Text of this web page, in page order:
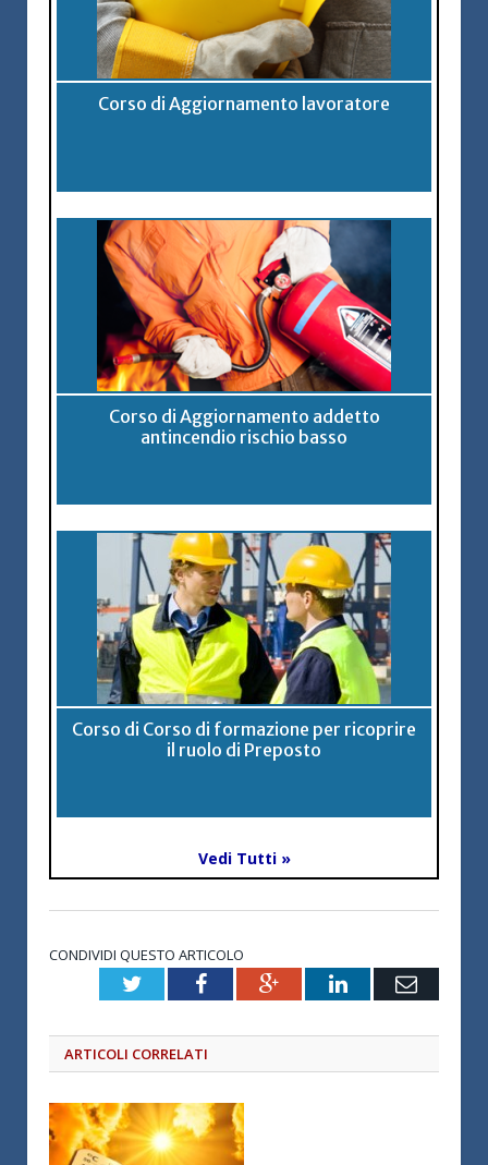
Corso di Aggiornamento lavoratore
Corso di Aggiornamento addetto
antincendio rischio basso
Corso di Corso di formazione per ricoprire
il ruolo di Preposto
Vedi Tutti »
CONDIVIDI QUESTO ARTICOLO
TwitterFacebookGoogle+LinkedInEmail
ARTICOLI CORRELATI